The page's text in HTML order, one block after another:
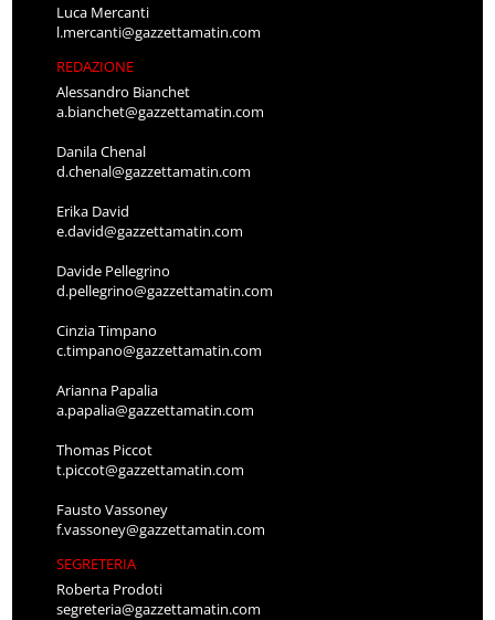
Luca Mercanti
l.mercanti@gazzettamatin.com
REDAZIONE
Alessandro Bianchet
a.bianchet@gazzettamatin.com
Danila Chenal
d.chenal@gazzettamatin.com
Erika David
e.david@gazzettamatin.com
Davide Pellegrino
d.pellegrino@gazzettamatin.com
Cinzia Timpano
c.timpano@gazzettamatin.com
Arianna Papalia
a.papalia@gazzettamatin.com
Thomas Piccot
t.piccot@gazzettamatin.com
Fausto Vassoney
f.vassoney@gazzettamatin.com
SEGRETERIA
Roberta Prodoti
segreteria@gazzettamatin.com